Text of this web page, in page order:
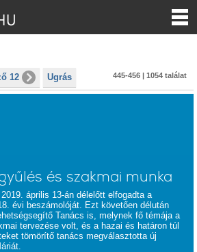
12 Ugrás 445-456 | 1054 találat
és szakmai munka
április 13-án délelőtt elfogadta a
évi beszámolóját. Ezt követően délután
Tanács is, melynek fő témája a
tervezése volt, és a hazai és határon túl
tömörítő tanács megválasztotta új